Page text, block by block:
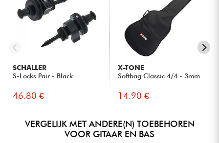
SCHALLER
S-Locks Pair - Black
46.80 €
X-TONE
Softbag Classic 4/4 - 3mm
14.90 €
VERGELIJK MET ANDERE(N) TOEBEHOREN
VOOR GITAAR EN BAS